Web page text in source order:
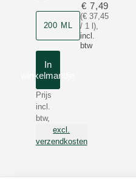
200 ML
(€ 37,45
/ 1 l),
incl.
btw
€ 7,49
In
winkelmandje
Prijs
incl.
btw,
excl.
verzendkosten